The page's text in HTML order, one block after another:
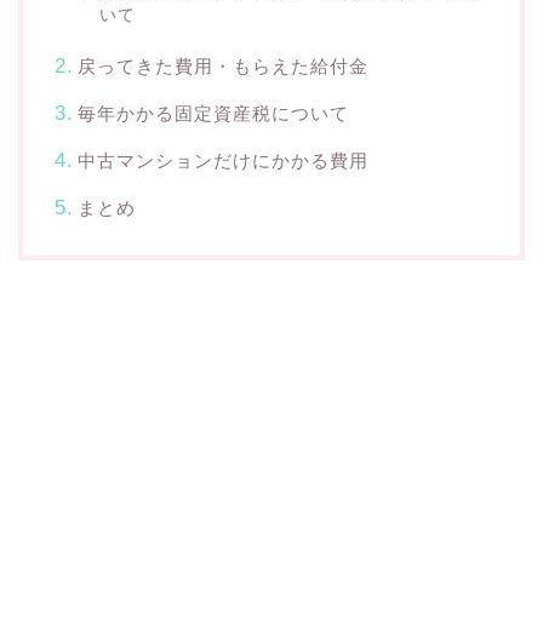
いて
戻ってきた費用・もらえた給付金
毎年かかる固定資産税について
中古マンションだけにかかる費用
まとめ